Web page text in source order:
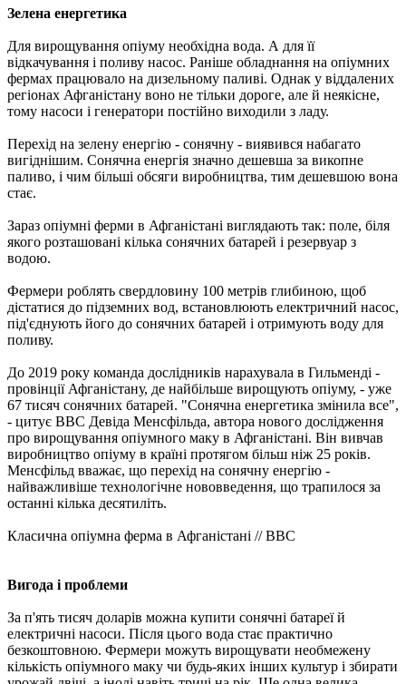
Зелена енергетика
Для вирощування опіуму необхідна вода. А для її
відкачування і поливу насос. Раніше обладнання на опіумних
фермах працювало на дизельному паливі. Однак у віддалених
регіонах Афганістану воно не тільки дороге, але й неякісне,
тому насоси і генератори постійно виходили з ладу.
Перехід на зелену енергію - сонячну - виявився набагато
вигіднішим. Сонячна енергія значно дешевша за викопне
паливо, і чим більші обсяги виробництва, тим дешевшою вона
стає.
Зараз опіумні ферми в Афганістані виглядають так: поле, біля
якого розташовані кілька сонячних батарей і резервуар з
водою.
Фермери роблять свердловину 100 метрів глибиною, щоб
дістатися до підземних вод, встановлюють електричний насос,
під'єднують його до сонячних батарей і отримують воду для
поливу.
До 2019 року команда дослідників нарахувала в Гильменді -
провінції Афганістану, де найбільше вирощують опіуму, - уже
67 тисяч сонячних батарей. "Сонячна енергетика змінила все",
- цитує BBC Девіда Менсфільда, автора нового дослідження
про вирощування опіумного маку в Афганістані. Він вивчав
виробництво опіуму в країні протягом більш ніж 25 років.
Менсфільд вважає, що перехід на сонячну енергію -
найважливіше технологічне нововведення, що трапилося за
останні кілька десятиліть.
Класична опіумна ферма в Афганістані // BBC
Вигода і проблеми
За п'ять тисяч доларів можна купити сонячні батареї й
електричні насоси. Після цього вода стає практично
безкоштовною. Фермери можуть вирощувати необмежену
кількість опіумного маку чи будь-яких інших культур і збирати